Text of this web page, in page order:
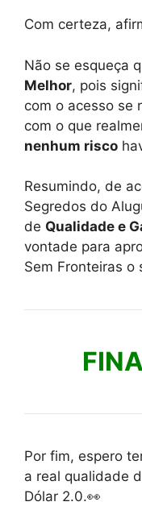
Com certeza,
Não se esqueça
Melhor, pois
com o acesso se
com o que
nenhum risco
Resumindo, de
Segredos do
de Qualidade e
vontade para
Sem Fronteiras o
Por fim, espero
a real qualidade
Dólar 2.0.👀